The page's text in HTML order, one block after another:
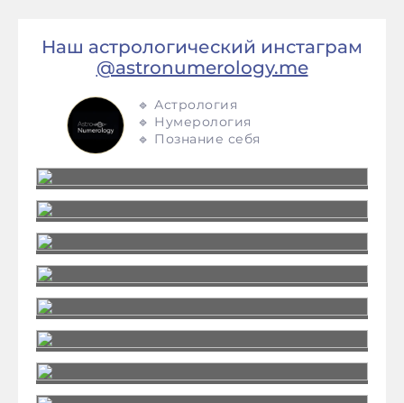
Наш астрологический инстаграм
@astronumerology.me
🔹 Астрология
🔹 Нумерология
🔹 Познание себя